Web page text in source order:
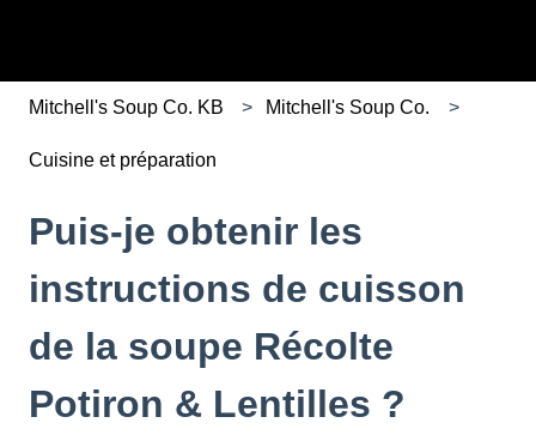
Mitchell's Soup Co. KB Mitchell's Soup Co.
Cuisine et préparation
Puis-je obtenir les
instructions de cuisson
de la soupe Récolte
Potiron & Lentilles ?